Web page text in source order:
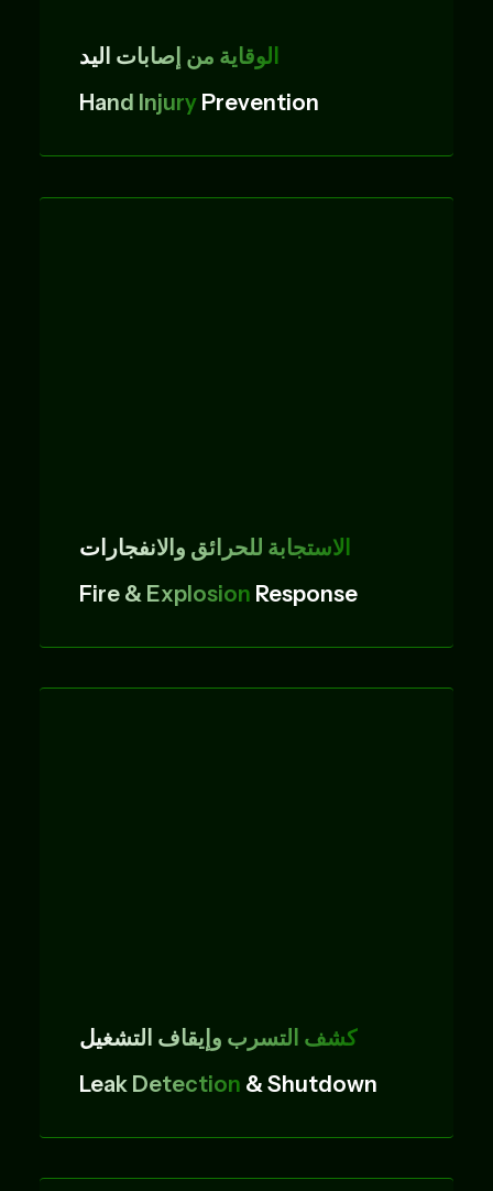
الوقاية من إصابات اليد
Hand Injury Prevention
الاستجابة للحرائق والانفجارات
Fire & Explosion Response
كشف التسرب وإيقاف التشغيل
Leak Detection & Shutdown